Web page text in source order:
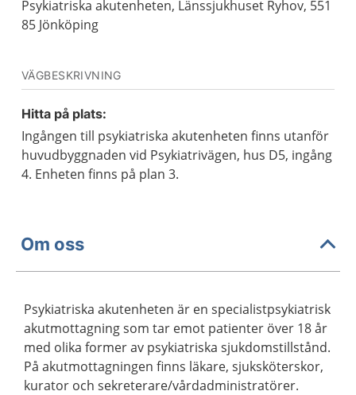
Psykiatriska akutenheten, Länssjukhuset Ryhov, 551
85 Jönköping
VÄGBESKRIVNING
Hitta på plats:
Ingången till psykiatriska akutenheten finns utanför
huvudbyggnaden vid Psykiatrivägen, hus D5, ingång
4. Enheten finns på plan 3.
Om oss
Psykiatriska akutenheten är en specialistpsykiatrisk
akutmottagning som tar emot patienter över 18 år
med olika former av psykiatriska sjukdomstillstånd.
På akutmottagningen finns läkare, sjuksköterskor,
kurator och sekreterare/vårdadministratörer.